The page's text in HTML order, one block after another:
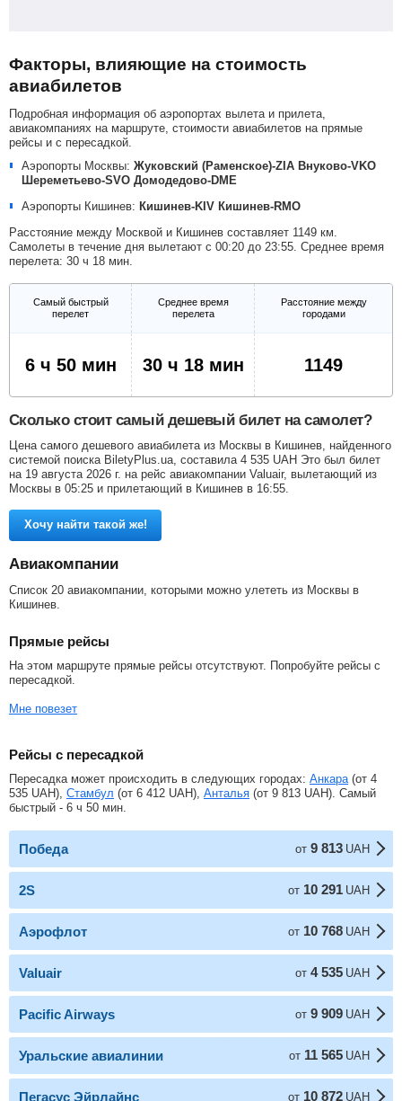
Факторы, влияющие на стоимость
авиабилетов
Подробная информация об аэропортах вылета и прилета,
авиакомпаниях на маршруте, стоимости авиабилетов на прямые
рейсы и с пересадкой.
Аэропорты Москвы: Жуковский (Раменское)-ZIA Внуково-VKO
Шереметьево-SVO Домодедово-DME
Аэропорты Кишинев: Кишинев-KIV Кишинев-RMO
Расстояние между Москвой и Кишинев составляет 1149 км.
Самолеты в течение дня вылетают с 00:20 до 23:55. Среднее время
перелета: 30 ч 18 мин.
Самый быстрый
перелет
Среднее время
перелета
Расстояние между
городами
6 ч 50 мин 30 ч 18 мин 1149
Сколько стоит самый дешевый билет на самолет?
Цена самого дешевого авиабилета из Москвы в Кишинев, найденного
системой поиска BiletyPlus.ua, составила 4 535 UAH Это был билет
на 19 августа 2026 г. на рейс авиакомпании Valuair, вылетающий из
Москвы в 05:25 и прилетающий в Кишинев в 16:55.
Хочу найти такой же!
Авиакомпании
Список 20 авиакомпании, которыми можно улететь из Москвы в
Кишинев.
Прямые рейсы
На этом маршруте прямые рейсы отсутствуют. Попробуйте рейсы с
пересадкой.
Мне повезет
Рейсы с пересадкой
Пересадка может происходить в следующих городах: Анкара (от 4
535 UAH), Стамбул (от 6 412 UAH), Анталья (от 9 813 UAH). Самый
быстрый - 6 ч 50 мин.
Победа от 9 813 UAH
2S от 10 291 UAH
Аэрофлот от 10 768 UAH
Valuair от 4 535 UAH
Pacific Airways от 9 909 UAH
Уральские авиалинии от 11 565 UAH
Пегасус Эйрлайнс от 10 872 UAH